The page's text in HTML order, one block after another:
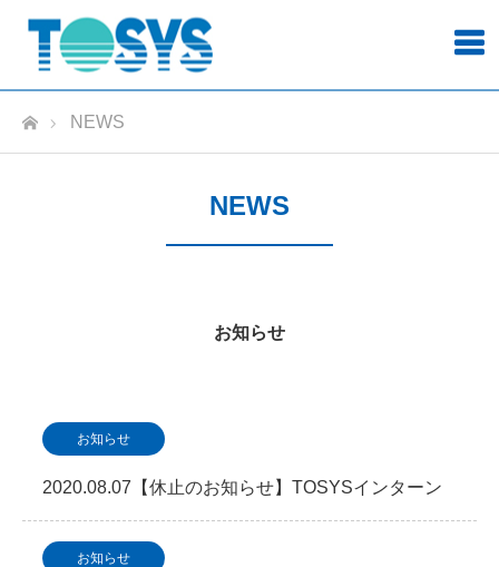
ホームNEWS
NEWS
お知らせ
お知らせ
2020.08.07【休止のお知らせ】TOSYSインターン
シップ2020について
お知らせ